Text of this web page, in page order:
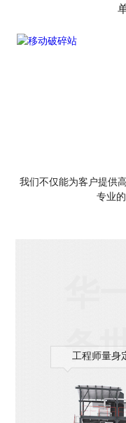
我们不仅能为客户提供
专业
备
工程师量身